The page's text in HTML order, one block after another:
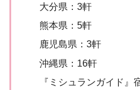
大分県：3軒
熊本県：5軒
鹿児島県：3軒
沖縄県：16軒
『ミシュランガイド』